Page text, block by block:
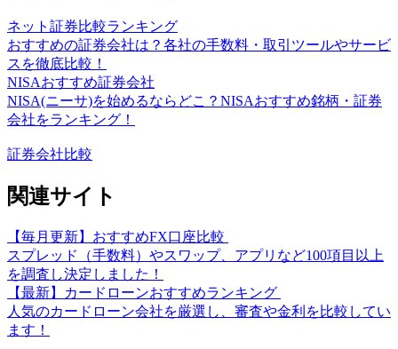
ネット証券比較ランキング
おすすめの証券会社は？各社の手数料・取引ツールやサービ
スを徹底比較！
NISAおすすめ証券会社
NISA(ニーサ)を始めるならどこ？NISAおすすめ銘柄・証券
会社をランキング！
証券会社比較
関連サイト
【毎月更新】おすすめFX口座比較
スプレッド（手数料）やスワップ、アプリなど100項目以上
を調査し決定しました！
【最新】カードローンおすすめランキング
人気のカードローン会社を厳選し、審査や金利を比較してい
ます！